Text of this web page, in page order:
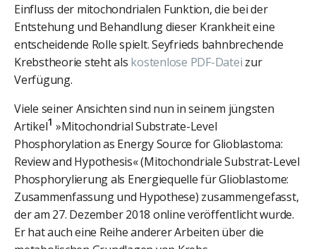
Einfluss der mitochondrialen Funktion, die bei der
Entstehung und Behandlung dieser Krankheit eine
entscheidende Rolle spielt. Seyfrieds bahnbrechende
Krebstheorie steht als kostenlose PDF-Datei zur
Verfügung.
Viele seiner Ansichten sind nun in seinem jüngsten
Artikel1 »Mitochondrial Substrate-Level
Phosphorylation as Energy Source for Glioblastoma:
Review and Hypothesis« (Mitochondriale Substrat-Level
Phosphorylierung als Energiequelle für Glioblastome:
Zusammenfassung und Hypothese) zusammengefasst,
der am 27. Dezember 2018 online veröffentlicht wurde.
Er hat auch eine Reihe anderer Arbeiten über die